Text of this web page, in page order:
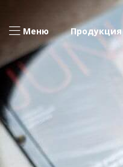
Меню Продукция